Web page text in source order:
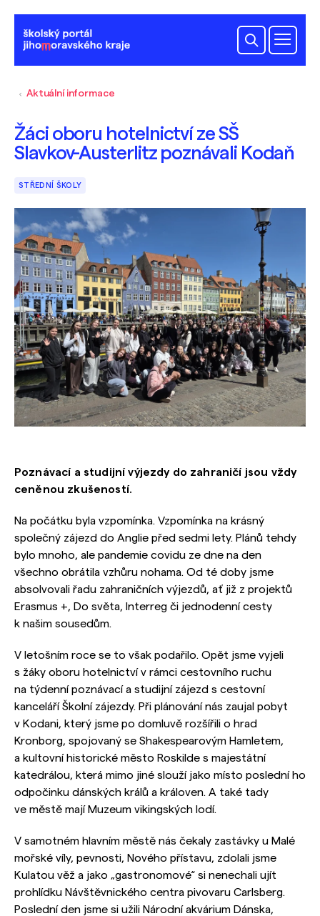
Aktuální informace
Žáci oboru hotelnictví ze SŠ
Slavkov-Austerlitz poznávali Kodaň
STŘEDNÍ ŠKOLY
Poznávací a studijní výjezdy do zahraničí jsou vždy
ceněnou zkušeností.
Na počátku byla vzpomínka. Vzpomínka na krásný
společný zájezd do Anglie před sedmi lety. Plánů tehdy
bylo mnoho, ale pandemie covidu ze dne na den
všechno obrátila vzhůru nohama. Od té doby jsme
absolvovali řadu zahraničních výjezdů, ať již z projektů
Erasmus +, Do světa, Interreg či jednodenní cesty
k našim sousedům.
V letošním roce se to však podařilo. Opět jsme vyjeli
s žáky oboru hotelnictví v rámci cestovního ruchu
na týdenní poznávací a studijní zájezd s cestovní
kanceláří Školní zájezdy. Při plánování nás zaujal pobyt
v Kodani, který jsme po domluvě rozšířili o hrad
Kronborg, spojovaný se Shakespearovým Hamletem,
a kultovní historické město Roskilde s majestátní
katedrálou, která mimo jiné slouží jako místo poslední ho
odpočinku dánských králů a královen. A také tady
ve městě mají Muzeum vikingských lodí.
V samotném hlavním městě nás čekaly zastávky u Malé
mořské víly, pevnosti, Nového přístavu, zdolali jsme
Kulatou věž a jako „gastronomové“ si nenechali ujít
prohlídku Návštěvnického centra pivovaru Carlsberg.
Poslední den jsme si užili Národní akvárium Dánska,